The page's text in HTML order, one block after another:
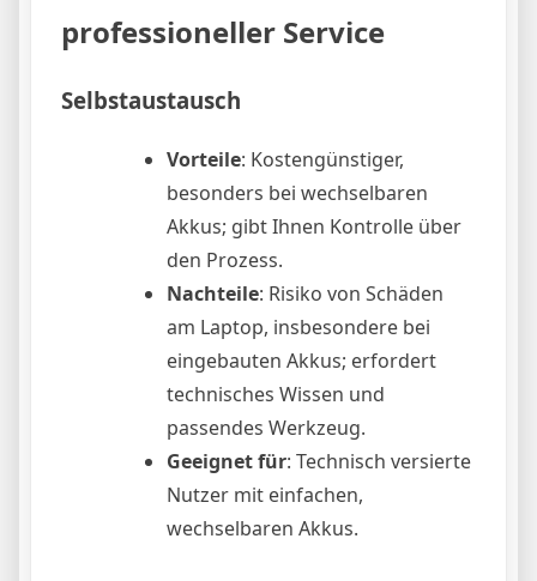
professioneller Service
Selbstaustausch
Vorteile: Kostengünstiger,
besonders bei wechselbaren
Akkus; gibt Ihnen Kontrolle über
den Prozess.
Nachteile: Risiko von Schäden
am Laptop, insbesondere bei
eingebauten Akkus; erfordert
technisches Wissen und
passendes Werkzeug.
Geeignet für: Technisch versierte
Nutzer mit einfachen,
wechselbaren Akkus.